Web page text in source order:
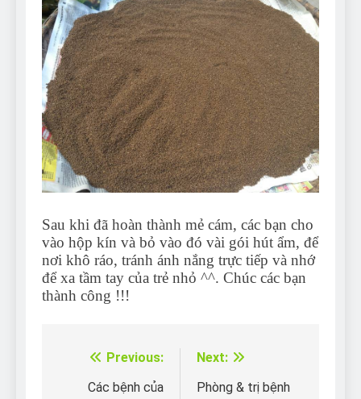
Sau khi đã hoàn thành mẻ cám, các bạn cho
vào hộp kín và bỏ vào đó vài gói hút ẩm, để
nơi khô ráo, tránh ánh nắng trực tiếp và nhớ
để xa tầm tay của trẻ nhỏ ^^. Chúc các bạn
thành công !!!
Điều
hướng
Previous:
Các bệnh của
Next:
Phòng & trị bệnh